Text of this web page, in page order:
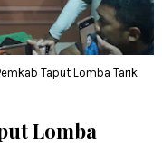
Taput Lomba Tarik
Lomba